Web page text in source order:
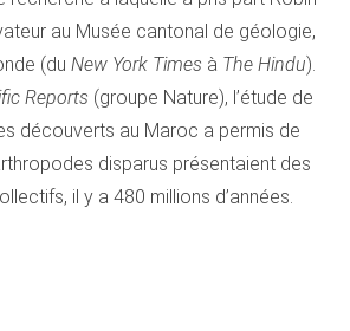
au Musée cantonal de géologie,
(du New York Times à The Hindu).
Reports (groupe Nature), l’étude de
découverts au Maroc a permis de
disparus présentaient des
il y a 480 millions d’années.